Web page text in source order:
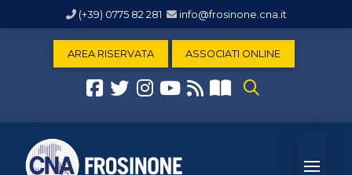
(+39) 0775 82 281 info@frosinone.cna.it
AREA RISERVATA ASSOCIATI ONLINE